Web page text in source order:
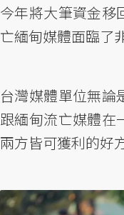
今年將大筆資金移
亡緬甸媒體面臨了
台灣媒體單位無論
跟緬甸流亡媒體在
兩方皆可獲利的好